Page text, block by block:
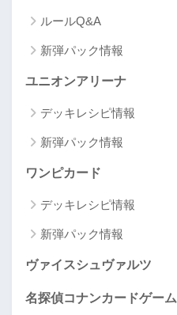
ルールQ&A
新弾パック情報
ユニオンアリーナ
デッキレシピ情報
新弾パック情報
ワンピカード
デッキレシピ情報
新弾パック情報
ヴァイスシュヴァルツ
名探偵コナンカードゲーム